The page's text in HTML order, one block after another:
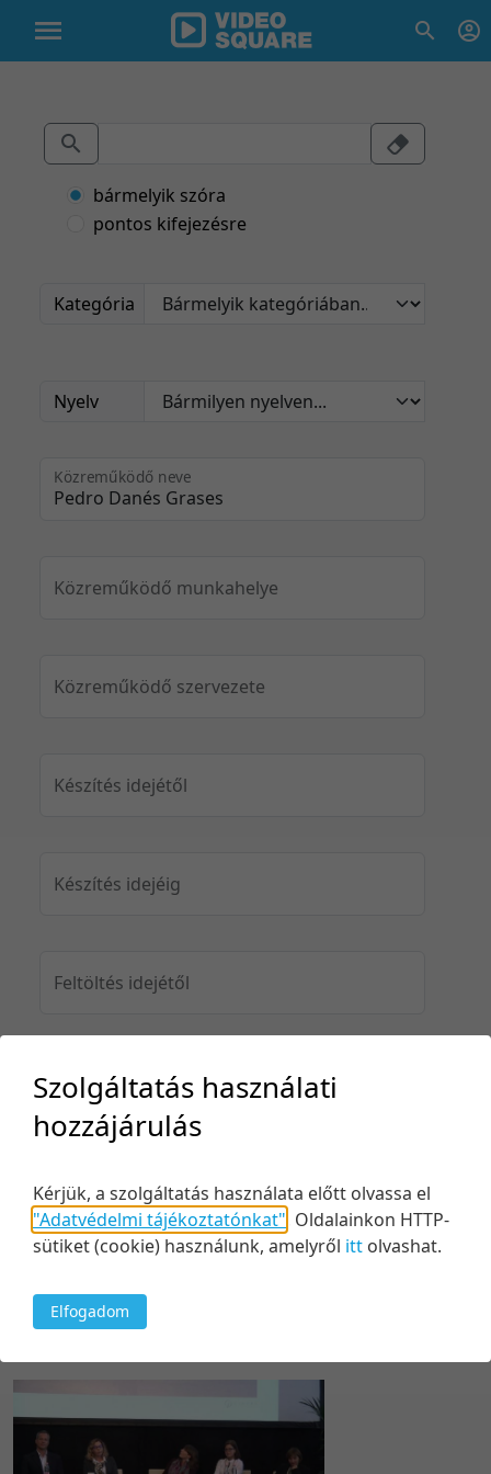
bármelyik szóra
pontos kifejezésre
Kategória
Nyelv
Közreműködő neve
Közreműködő munkahelye
Közreműködő szervezete
Készítés idejétől
Készítés idejéig
Feltöltés idejétől
Feltöltés idejéig
Keresés
Relevancia szerint
Kezdés/felvétel dátuma szerint
20 tétel/oldal
Szolgáltatás használati
hozzájárulás
Kérjük, a szolgáltatás használata előtt olvassa el
"Adatvédelmi tájékoztatónkat" Oldalainkon HTTP-
sütiket (cookie) használunk, amelyről itt olvashat.
Elfogadom